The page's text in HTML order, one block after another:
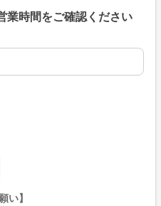
業時間をご確認ください
い】